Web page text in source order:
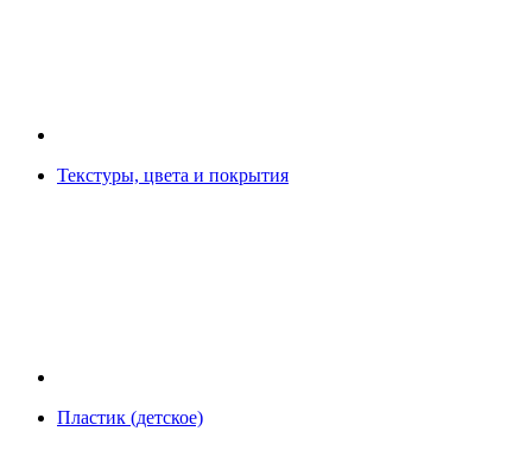
Текстуры, цвета и покрытия
Пластик (детское)